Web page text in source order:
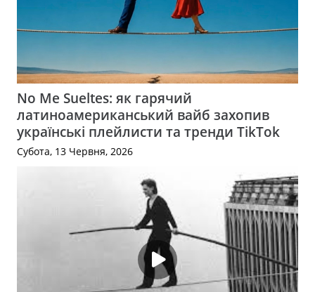
No Me Sueltes: як гарячий
латиноамериканський вайб захопив
українські плейлисти та тренди TikTok
Субота, 13 Червня, 2026